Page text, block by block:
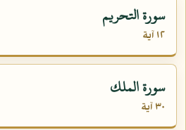
سورة التحريم
١٢ آية
سورة الملك
٣٠ آية